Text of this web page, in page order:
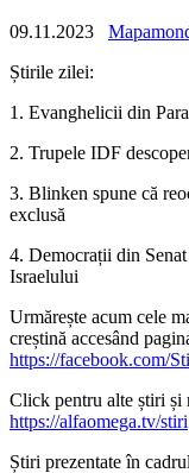
09.11.2023
Știrile zilei:
1. Evanghelicii din
2. Trupele IDF
3. Blinken spune că
exclusă
4. Democrații din
Israelului
Urmărește acum cele
creștină accesând
https://facebook.com/
Click pentru alte știri și
https://alfaomega.tv/stiri
Știri prezentate în